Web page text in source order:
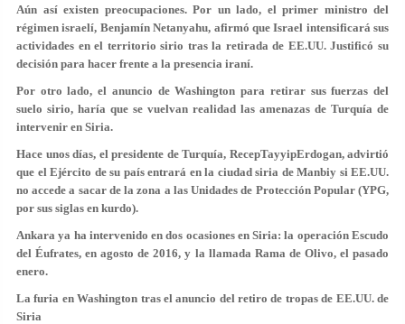
Aún así existen preocupaciones. Por un lado, el primer ministro del
régimen israelí, Benjamín Netanyahu, afirmó que Israel intensificará sus
actividades en el territorio sirio tras la retirada de EE.UU. Justificó su
decisión para hacer frente a la presencia iraní.
Por otro lado, el anuncio de Washington para retirar sus fuerzas del
suelo sirio, haría que se vuelvan realidad las amenazas de Turquía de
intervenir en Siria.
Hace unos días, el presidente de Turquía, RecepTayyipErdogan, advirtió
que el Ejército de su país entrará en la ciudad siria de Manbiy si EE.UU.
no accede a sacar de la zona a las Unidades de Protección Popular (YPG,
por sus siglas en kurdo).
Ankara ya ha intervenido en dos ocasiones en Siria: la operación Escudo
del Éufrates, en agosto de 2016, y la llamada Rama de Olivo, el pasado
enero.
La furia en Washington tras el anuncio del retiro de tropas de EE.UU. de
Siria